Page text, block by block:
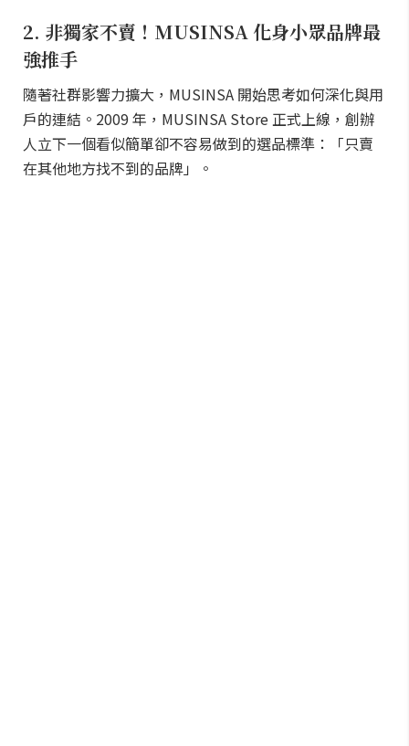
2. 非獨家不賣！MUSINSA 化身小眾品牌最
強推手
隨著社群影響力擴大，MUSINSA 開始思考如何深化與用
戶的連結。2009 年，MUSINSA Store 正式上線，創辦
人立下一個看似簡單卻不容易做到的選品標準：「只賣
在其他地方找不到的品牌」。